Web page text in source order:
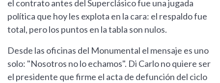
el contrato antes del Superclásico fue una jugada
política que hoy les explota en la cara: el respaldo fue
total, pero los puntos en la tabla son nulos.
Desde las oficinas del Monumental el mensaje es uno
solo: "Nosotros no lo echamos". Di Carlo no quiere ser
el presidente que firme el acta de defunción del ciclo